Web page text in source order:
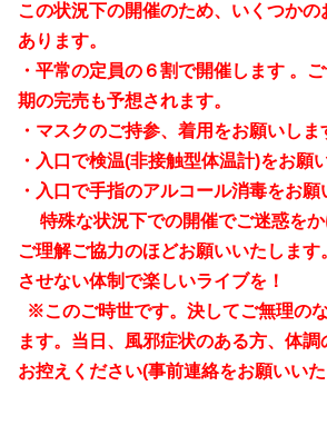
この状況下の開催のため、いくつか
あります。
・平常の定員の６割で開催します 。
期の完売も予想されます。
・マスクのご持参、着用をお願いしま
・入口で検温(非接触型体温計)をお願
・入口で手指のアルコール消毒をお願
特殊な状況下での開催でご迷惑をか
ご理解ご協力のほどお願いいたしま
させない体制で楽しいライブを！
※このご時世です。決してご無理の
ます。当日、風邪症状のある方、体
お控えください(事前連絡をお願いい